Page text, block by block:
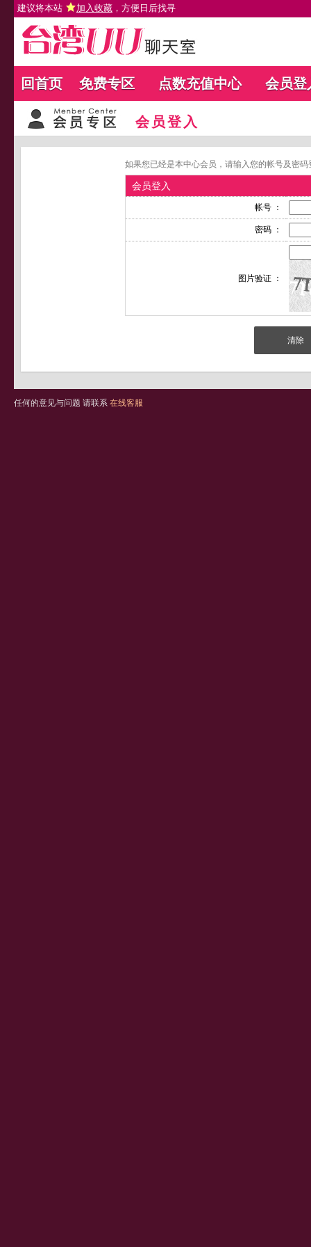
建议将本站 加入收藏 ，方便日后找寻
回首页 免费专区 点数充值中心 会员登
会员登入
如果您已经是本中心会员，请输入您的帐号及密
会员登入
帐号 ：
密码 ：
图片验证 ：
任何的意见与问题 请联系 在线客服